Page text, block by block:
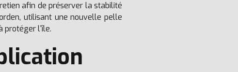
afin de préserver la stabilité
utilisant une nouvelle pelle
protéger l'île.